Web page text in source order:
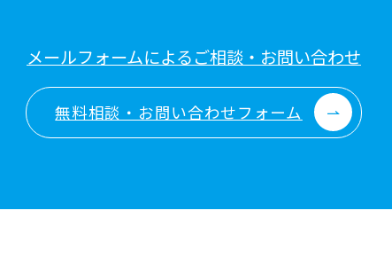
メールフォームによるご相談・お問い合わせ
無料相談・お問い合わせフォーム